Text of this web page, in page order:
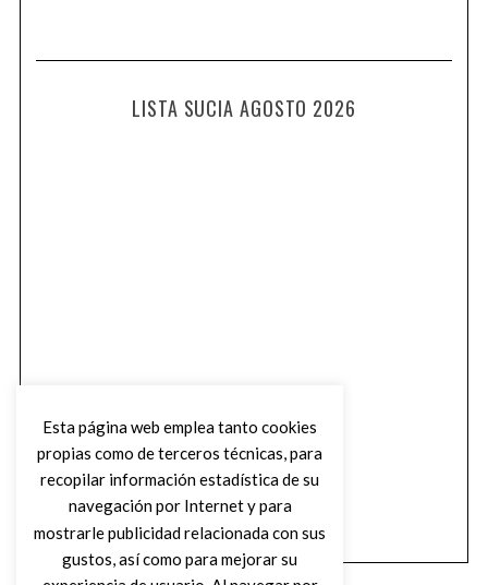
LISTA SUCIA AGOSTO 2026
Esta página web emplea tanto cookies
propias como de terceros técnicas, para
recopilar información estadística de su
navegación por Internet y para
mostrarle publicidad relacionada con sus
gustos, así como para mejorar su